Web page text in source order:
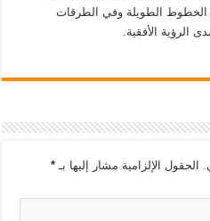
الخطوط الطويلة وفي الطرقات
الرؤية الأفقية.
الحقول الإلزامية مشار إليها بـ*